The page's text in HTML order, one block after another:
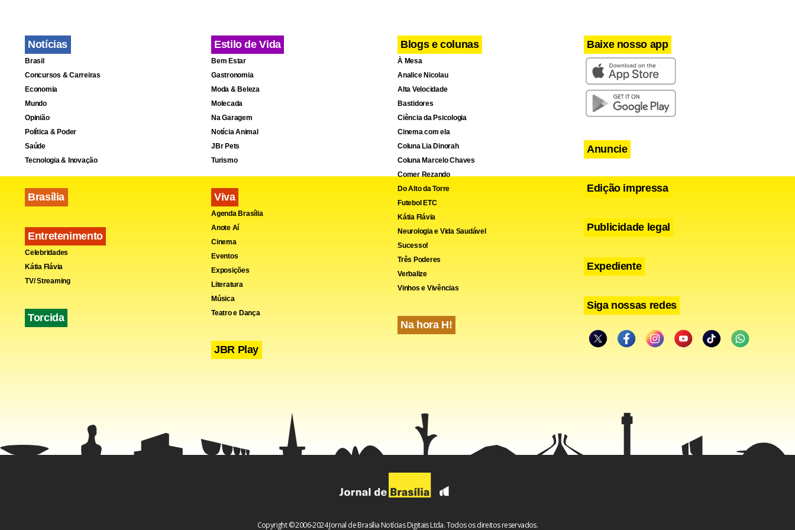
Quatro anos depois, essa leitura se materializou em um contrato. A empresa tornou-se
fornecedora relevante da Home Depot, relação comercial que permanece ativa até hoje.
O número que contextualiza essa antecipação: hoje, 37% dos consumidores brasileiros
dizem estar dispostos a pagar mais por produtos sustentáveis, segundo pesquisa da
Opinion Box e da Neogrid, publicada pela CNDL. No início dos anos 2000, esse número
interessava a Flávio Maluf era a trajetória de um mercado que ainda existiria.
A floresta como infraestrutura, não como
Notícias
Brasil
Concursos & Carreiras
Economia
Mundo
Opinião
Política & Poder
Saúde
Tecnologia & Inovação
Brasília
Entretenimento
Celebridades
Kátia Flávia
TV/ Streaming
Torcida
Estilo de Vida
Bem Estar
Gastronomia
Moda & Beleza
Molecada
Na Garagem
Notícia Animal
JBr Pets
Turismo
Viva
Agenda Brasília
Anote Aí
Cinema
Eventos
Exposições
Literatura
Música
Teatro e Dança
JBR Play
Blogs e colunas
À Mesa
Analice Nicolau
Alta Velocidade
Bastidores
Ciência da Psicologia
Cinema com ela
Coluna Lia Dinorah
Coluna Marcelo Chaves
Comer Rezando
Do Alto da Torre
Futebol ETC
Kátia Flávia
Neurologia e Vida Saudável
Sucesso!
Três Poderes
Verbalize
Vinhos e Vivências
Na hora H!
Baixe nosso app
Anuncie
Edição impressa
Publicidade legal
Expediente
Siga nossas redes
Copyright © 2006-2024 Jornal de Brasília Notícias Digitais Ltda. Todos os direitos reservados.